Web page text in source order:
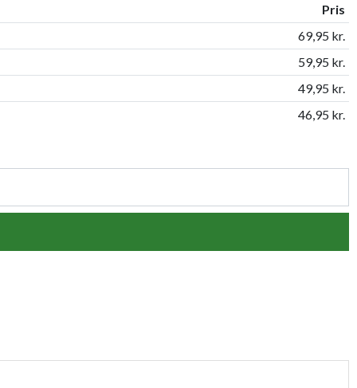
Pris
69,95 kr.
59,95 kr.
49,95 kr.
46,95 kr.